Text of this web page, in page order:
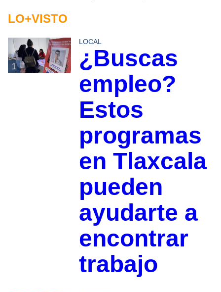
LO+VISTO
1
LOCAL
¿Buscas
empleo?
Estos
programas
en Tlaxcala
pueden
ayudarte a
encontrar
trabajo